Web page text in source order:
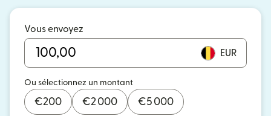
Vous envoyez
EUR
Ou sélectionnez un montant
€200 €2 000 €5 000